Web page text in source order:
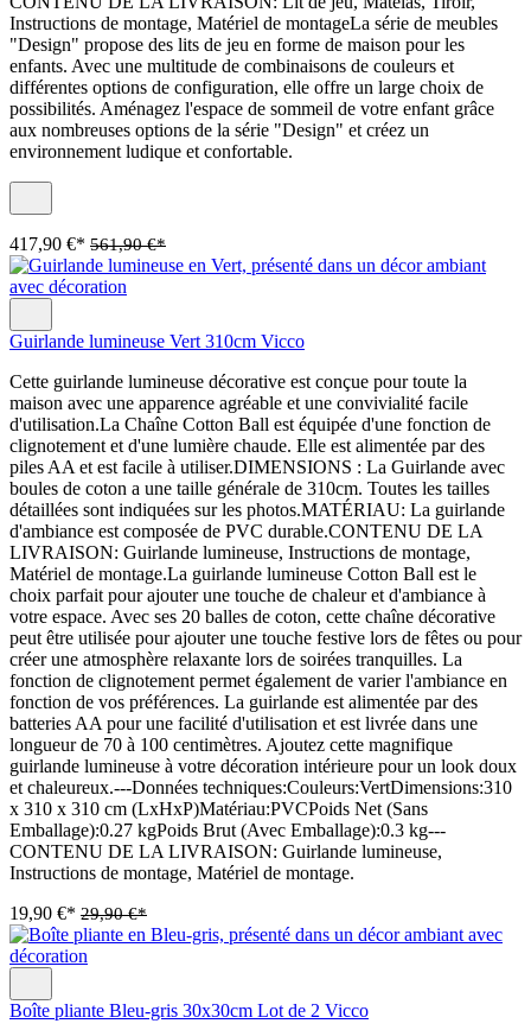
Instructions de montage, Matériel de montageLa série de meubles
"Design" propose des lits de jeu en forme de maison pour les
enfants. Avec une multitude de combinaisons de couleurs et
différentes options de configuration, elle offre un large choix de
possibilités. Aménagez l'espace de sommeil de votre enfant grâce
aux nombreuses options de la série "Design" et créez un
environnement ludique et confortable.
417,90 €* 561,90 €*
Guirlande lumineuse Vert 310cm Vicco
Cette guirlande lumineuse décorative est conçue pour toute la
maison avec une apparence agréable et une convivialité facile
d'utilisation.La Chaîne Cotton Ball est équipée d'une fonction de
clignotement et d'une lumière chaude. Elle est alimentée par des
piles AA et est facile à utiliser.DIMENSIONS : La Guirlande avec
boules de coton a une taille générale de 310cm. Toutes les tailles
détaillées sont indiquées sur les photos.MATÉRIAU: La guirlande
d'ambiance est composée de PVC durable.CONTENU DE LA
LIVRAISON: Guirlande lumineuse, Instructions de montage,
Matériel de montage.La guirlande lumineuse Cotton Ball est le
choix parfait pour ajouter une touche de chaleur et d'ambiance à
votre espace. Avec ses 20 balles de coton, cette chaîne décorative
peut être utilisée pour ajouter une touche festive lors de fêtes ou pour
créer une atmosphère relaxante lors de soirées tranquilles. La
fonction de clignotement permet également de varier l'ambiance en
fonction de vos préférences. La guirlande est alimentée par des
batteries AA pour une facilité d'utilisation et est livrée dans une
longueur de 70 à 100 centimètres. Ajoutez cette magnifique
guirlande lumineuse à votre décoration intérieure pour un look doux
et chaleureux.---Données techniques:Couleurs:VertDimensions:310
x 310 x 310 cm (LxHxP)Matériau:PVCPoids Net (Sans
Emballage):0.27 kgPoids Brut (Avec Emballage):0.3 kg---
CONTENU DE LA LIVRAISON: Guirlande lumineuse,
Instructions de montage, Matériel de montage.
19,90 €* 29,90 €*
Boîte pliante Bleu-gris 30x30cm Lot de 2 Vicco